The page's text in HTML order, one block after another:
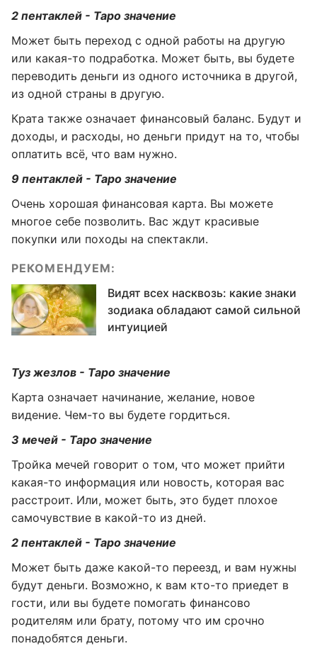
2 пентаклей - Таро значение
Может быть переход с одной работы на другую
или какая-то подработка. Может быть, вы будете
переводить деньги из одного источника в другой,
из одной страны в другую.
Крата также означает финансовый баланс. Будут и
доходы, и расходы, но деньги придут на то, чтобы
оплатить всё, что вам нужно.
9 пентаклей - Таро значение
Очень хорошая финансовая карта. Вы можете
многое себе позволить. Вас ждут красивые
покупки или походы на спектакли.
РЕКОМЕНДУЕМ:
Видят всех насквозь: какие знаки
зодиака обладают самой сильной
интуицией
Туз жезлов - Таро значение
Карта означает начинание, желание, новое
видение. Чем-то вы будете гордиться.
3 мечей - Таро значение
Тройка мечей говорит о том, что может прийти
какая-то информация или новость, которая вас
расстроит. Или, может быть, это будет плохое
самочувствие в какой-то из дней.
2 пентаклей - Таро значение
Может быть даже какой-то переезд, и вам нужны
будут деньги. Возможно, к вам кто-то приедет в
гости, или вы будете помогать финансово
родителям или брату, потому что им срочно
понадобятся деньги.